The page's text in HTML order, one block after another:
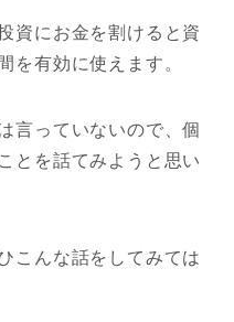
資にお金を割けると資
を有効に使えます。
言っていないので、個
とを話てみようと思い
こんな話をしてみては